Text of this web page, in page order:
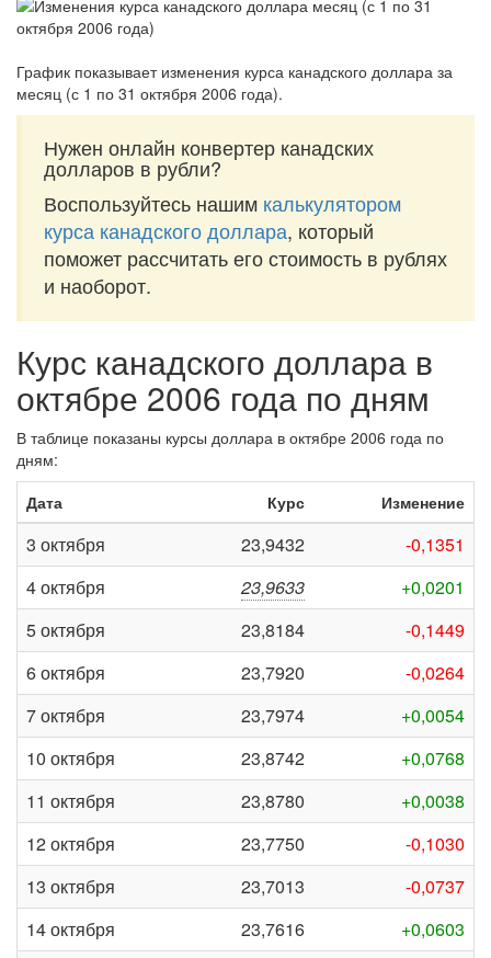
График показывает изменения курса канадского доллара за
месяц (с 1 по 31 октября 2006 года).
Нужен онлайн конвертер канадских
долларов в рубли?
Воспользуйтесь нашим калькулятором
курса канадского доллара, который
поможет рассчитать его стоимость в рублях
и наоборот.
Курс канадского доллара в
октябре 2006 года по дням
В таблице показаны курсы доллара в октябре 2006 года по
дням:
Дата
Курс Изменение
3 октября 23,9432
-0,1351
4 октября
23,9633
+0,0201
5 октября
23,8184
-0,1449
6 октября
23,7920
-0,0264
7 октября
23,7974
+0,0054
10 октября
23,8742
+0,0768
11 октября
23,8780
+0,0038
12 октября
23,7750
-0,1030
13 октября
23,7013
-0,0737
14 октября
23,7616
+0,0603